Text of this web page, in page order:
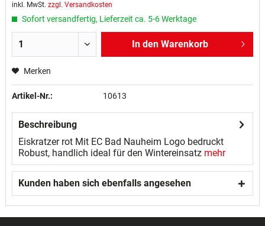
inkl. MwSt. zzgl. Versandkosten
Sofort versandfertig, Lieferzeit ca. 5-6 Werktage
In den Warenkorb
Merken
Artikel-Nr.: 10613
Beschreibung
Eiskratzer rot Mit EC Bad Nauheim Logo bedruckt
Robust, handlich ideal für den Wintereinsatz mehr
Kunden haben sich ebenfalls angesehen